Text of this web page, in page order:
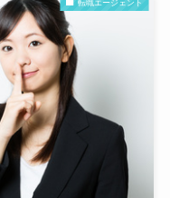
転職エージェント